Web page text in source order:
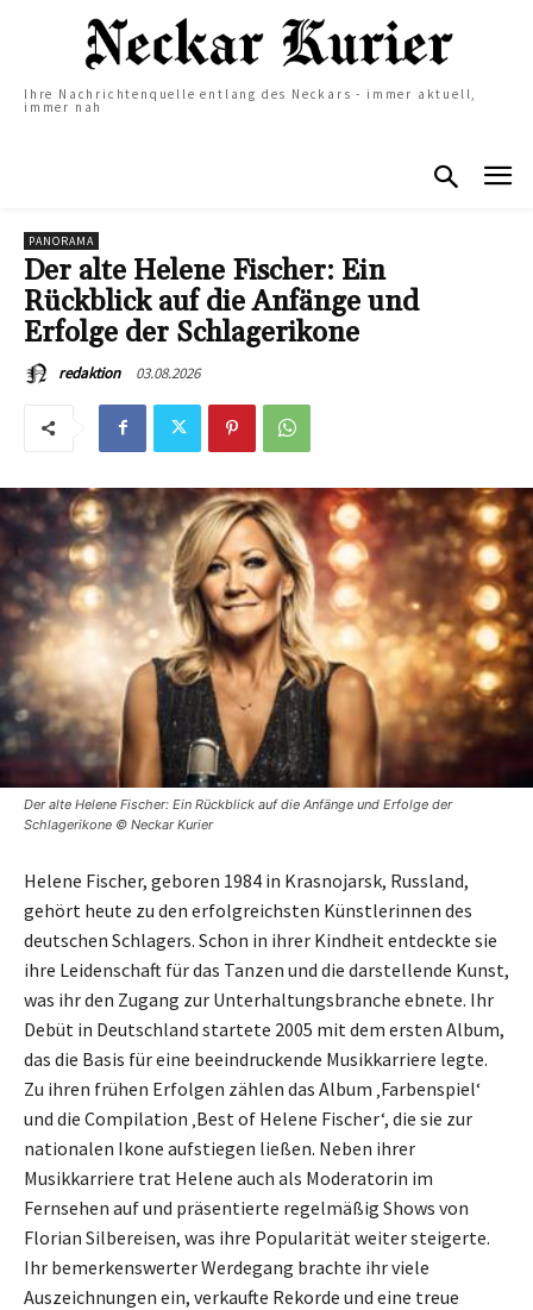
Ihre Nachrichtenquelle entlang des Neckars - immer aktuell,
immer nah
PANORAMA
Der alte Helene Fischer: Ein
Rückblick auf die Anfänge und
Erfolge der Schlagerikone
redaktion 03.08.2026
Der alte Helene Fischer: Ein Rückblick auf die Anfänge und Erfolge der
Schlagerikone © Neckar Kurier
Helene Fischer, geboren 1984 in Krasnojarsk, Russland,
gehört heute zu den erfolgreichsten Künstlerinnen des
deutschen Schlagers. Schon in ihrer Kindheit entdeckte sie
ihre Leidenschaft für das Tanzen und die darstellende Kunst,
was ihr den Zugang zur Unterhaltungsbranche ebnete. Ihr
Debüt in Deutschland startete 2005 mit dem ersten Album,
das die Basis für eine beeindruckende Musikkarriere legte.
Zu ihren frühen Erfolgen zählen das Album ‚Farbenspiel‘
und die Compilation ‚Best of Helene Fischer‘, die sie zur
nationalen Ikone aufstiegen ließen. Neben ihrer
Musikkarriere trat Helene auch als Moderatorin im
Fernsehen auf und präsentierte regelmäßig Shows von
Florian Silbereisen, was ihre Popularität weiter steigerte.
Ihr bemerkenswerter Werdegang brachte ihr viele
Auszeichnungen ein, verkaufte Rekorde und eine treue